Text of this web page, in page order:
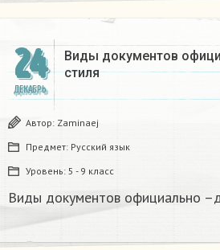
24
ДЕКАБРЬ
Виды документов
стиля
Автор: Zaminaej
Предмет: Русский язык
Уровень: 5 - 9 класс
Виды документов официально